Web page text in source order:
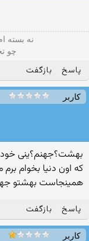
نه بسته
چو
پاسخ بازگفت
کاربر
بهشت؟جهنم؟ینی
که اون دنیا بخوام
همینجاست بهشتو
پاسخ بازگفت
کاربر